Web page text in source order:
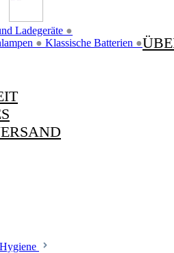
Ladegeräte ●
● Klassische Batterien ●